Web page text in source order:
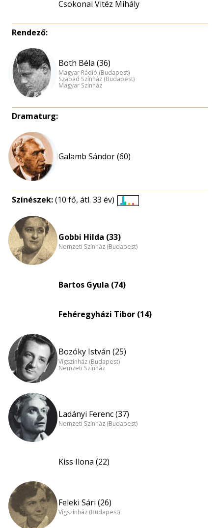
Csokonai Vitéz Mihály
Rendező:
Both Béla (36)
Magyar Rádió (Budapest)
Szabad Színház (Budapest)
Magyar Színház
Dramaturg:
Galamb Sándor (60)
Színészek:(10 fő, átl. 33 év)
Gobbi Hilda (33)
Nemzeti Színház (Budapest)
Bartos Gyula (74)
Fehéregyházi Tibor (14)
Bozóky István (25)
Vígszínház (Budapest)
Nemzeti Színház
Ladányi Ferenc (37)
Nemzeti Színház (Budapest)
Kiss Ilona (22)
Feleki Sári (26)
Vígszínház (Budapest)